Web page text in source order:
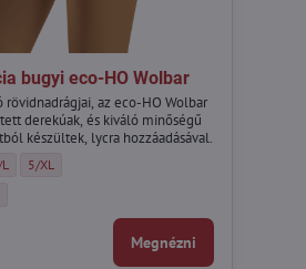
bugyi eco-HO Wolbar
rövidnadrágjai, az eco-HO Wolbar
derekúak, és kiváló minőségű
készültek, lycra hozzáadásával.
eco-HO Wolbar - Méret:
bugyi eco-HO Wolbar - Méret:
francia bugyi eco-HO Wolbar - Méret:
Pamut francia bugyi eco-HO Wolbar - Méret:
5/XL
eco-HO Wolbar - Szín:
bugyi eco-HO Wolbar - Szín:
Megnézni